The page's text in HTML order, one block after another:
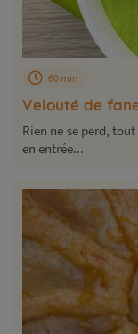
Velouté de
60 min
Rien ne se perd,
en entrée...